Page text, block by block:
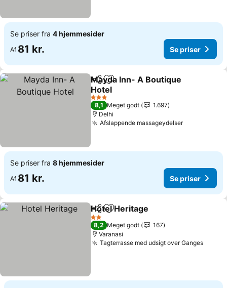
Se priser fra 4 hjemmesider
Af 81 kr. Se priser
Del Føj til favoritter
Mayda Inn- A Boutique
Hotel
3 Stjerner
8,1 Meget godt
1.697
Delhi
Afslappende massageydelser
Se priser fra 8 hjemmesider
Af 81 kr. Se priser
Del Føj til favoritter
Hotel Heritage
2 Stjerner
8,2 Meget godt
167
Varanasi
Tagterrasse med udsigt over Ganges